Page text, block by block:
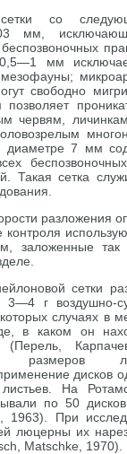
сетки со
мм,
мм
мезофауны;
свободно
червям,
диаметре 7 мм
Такая сетка
разложения
контроля
заложенные
сетки
г воздушно-
случаях в
в каком он
(Перель,
размеров
дисков
На
по 50
1963). При
люцерны их
Matschke, 1970).